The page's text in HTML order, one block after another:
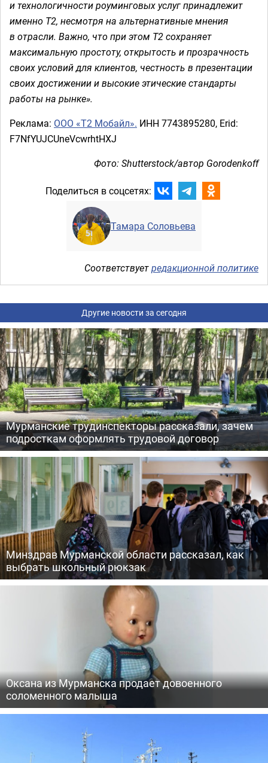
и технологичности роуминговых услуг принадлежит
именно Т2, несмотря на альтернативные мнения
в отрасли. Важно, что при этом Т2 сохраняет
максимальную простоту, открытость и прозрачность
своих условий для клиентов, честность в презентации
своих достижении и высокие этические стандарты
работы на рынке».
Реклама: ООО «Т2 Мобайл». ИНН 7743895280, Erid:
F7NfYUJCUneVcwrhtHXJ
Фото: Shutterstock/автор Gorodenkoff
Поделиться в соцсетях:
Тамара Соловьева
Соответствуетредакционной политике
Другие новости за сегодня
Мурманские трудинспекторы рассказали, зачем
подросткам оформлять трудовой договор
Минздрав Мурманской области рассказал, как
выбрать школьный рюкзак
Оксана из Мурманска продает довоенного
соломенного малыша